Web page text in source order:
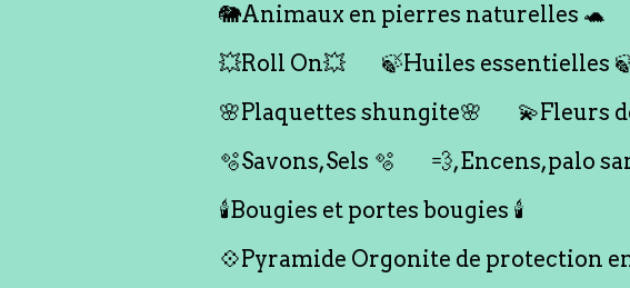
🐘Animaux en pierres naturelles 🐢
💥Roll On💥
🍃Huiles essentielles
🌸Plaquettes shungite🌸
💫Fleurs
🫧Savons,Sels 🫧
💨,Encens,palo
🕯️Bougies et portes bougies 🕯️
💠Pyramide Orgonite de protection